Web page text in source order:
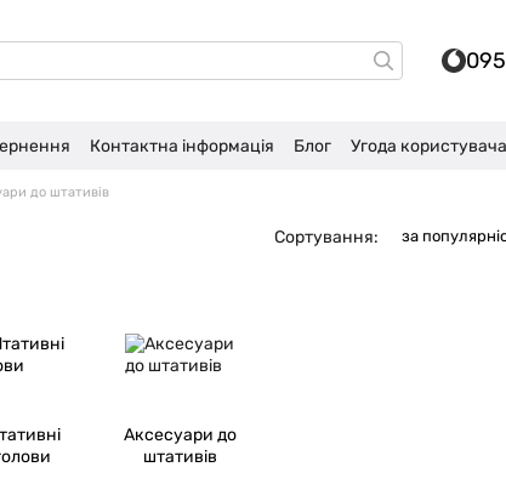
Контактна інформація Блог Угода користувача
до штативів
Сортування: за
Аксесуари до
штативів